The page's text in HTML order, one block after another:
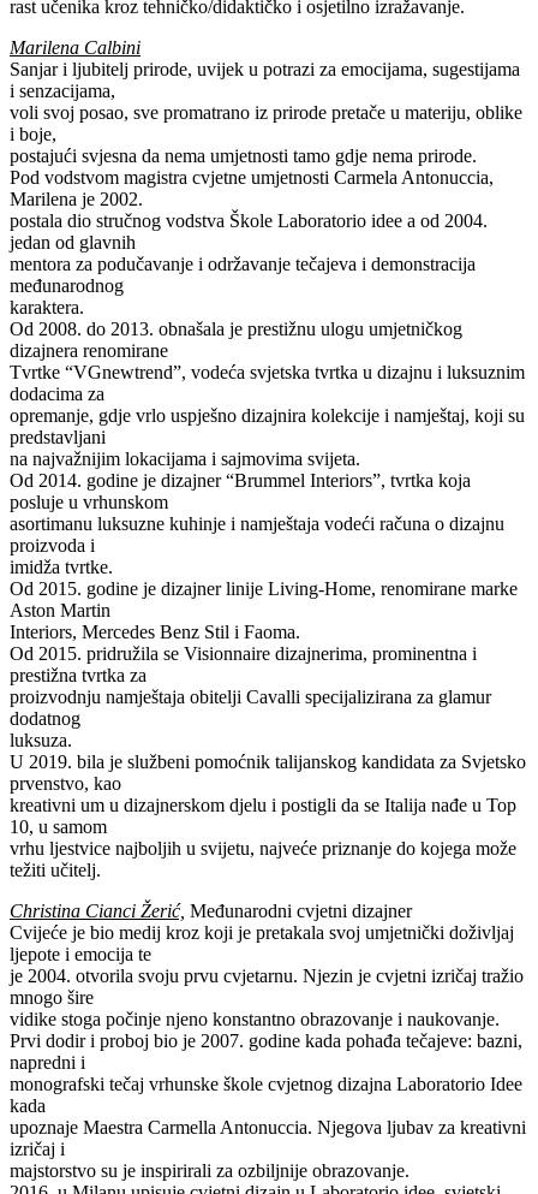
rast učenika kroz tehničko/didaktičko i osjetilno izražavanje.
Marilena Calbini
Sanjar i ljubitelj prirode, uvijek u potrazi za emocijama, sugestijama
i senzacijama,
voli svoj posao, sve promatrano iz prirode pretače u materiju, oblike
i boje,
postajući svjesna da nema umjetnosti tamo gdje nema prirode.
Pod vodstvom magistra cvjetne umjetnosti Carmela Antonuccia,
Marilena je 2002.
postala dio stručnog vodstva Škole Laboratorio idee a od 2004.
jedan od glavnih
mentora za podučavanje i održavanje tečajeva i demonstracija
međunarodnog
karaktera.
Od 2008. do 2013. obnašala je prestižnu ulogu umjetničkog
dizajnera renomirane
Tvrtke “VGnewtrend”, vodeća svjetska tvrtka u dizajnu i luksuznim
dodacima za
opremanje, gdje vrlo uspješno dizajnira kolekcije i namještaj, koji su
predstavljani
na najvažnijim lokacijama i sajmovima svijeta.
Od 2014. godine je dizajner “Brummel Interiors”, tvrtka koja
posluje u vrhunskom
asortimanu luksuzne kuhinje i namještaja vodeći računa o dizajnu
proizvoda i
imidža tvrtke.
Od 2015. godine je dizajner linije Living-Home, renomirane marke
Aston Martin
Interiors, Mercedes Benz Stil i Faoma.
Od 2015. pridružila se Visionnaire dizajnerima, prominentna i
prestižna tvrtka za
proizvodnju namještaja obitelji Cavalli specijalizirana za glamur
dodatnog
luksuza.
U 2019. bila je službeni pomoćnik talijanskog kandidata za Svjetsko
prvenstvo, kao
kreativni um u dizajnerskom djelu i postigli da se Italija nađe u Top
10, u samom
vrhu ljestvice najboljih u svijetu, najveće priznanje do kojega može
težiti učitelj.
Christina Cianci Žerić, Međunarodni cvjetni dizajner
Cvijeće je bio medij kroz koji je pretakala svoj umjetnički doživljaj
ljepote i emocija te
je 2004. otvorila svoju prvu cvjetarnu. Njezin je cvjetni izričaj tražio
mnogo šire
vidike stoga počinje njeno konstantno obrazovanje i naukovanje.
Prvi dodir i proboj bio je 2007. godine kada pohađa tečajeve: bazni,
napredni i
monografski tečaj vrhunske škole cvjetnog dizajna Laboratorio Idee
kada
upoznaje Maestra Carmella Antonuccia. Njegova ljubav za kreativni
izričaj i
majstorstvo su je inspirirali za ozbiljnije obrazovanje.